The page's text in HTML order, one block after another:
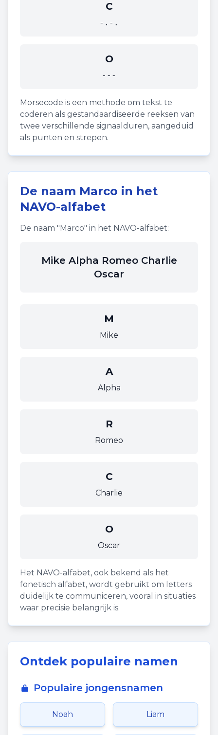
C
-.-.
O
---
Morsecode is een methode om tekst te
coderen als gestandaardiseerde reeksen van
twee verschillende signaalduren, aangeduid
als punten en strepen.
De naam Marco in het
NAVO-alfabet
De naam "Marco" in het NAVO-alfabet:
Mike Alpha Romeo Charlie
Oscar
M
Mike
A
Alpha
R
Romeo
C
Charlie
O
Oscar
Het NAVO-alfabet, ook bekend als het
fonetisch alfabet, wordt gebruikt om letters
duidelijk te communiceren, vooral in situaties
waar precisie belangrijk is.
Ontdek populaire namen
Populaire jongensnamen
Noah Liam